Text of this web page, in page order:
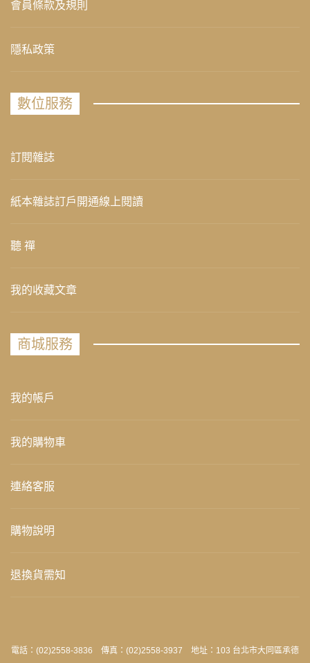
會員條款及規則
隱私政策
數位服務
訂閱雜誌
紙本雜誌訂戶開通線上閱讀
聽 禪
我的收藏文章
商城服務
我的帳戶
我的購物車
連絡客服
購物說明
退換貨需知
電話：(02)2558-3836 傳真：(02)2558-3937 地址：103 台北市大同區承德